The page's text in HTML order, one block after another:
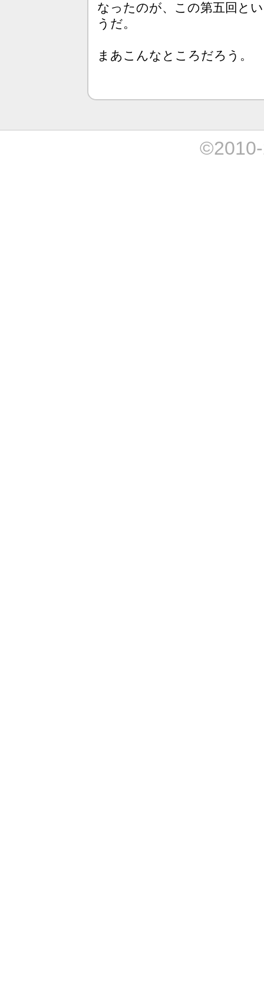
なったのが、この第五回と
うだ。
まあこんなところだろう。